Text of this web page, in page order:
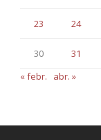
23 24
30
31
« febr.
abr. »